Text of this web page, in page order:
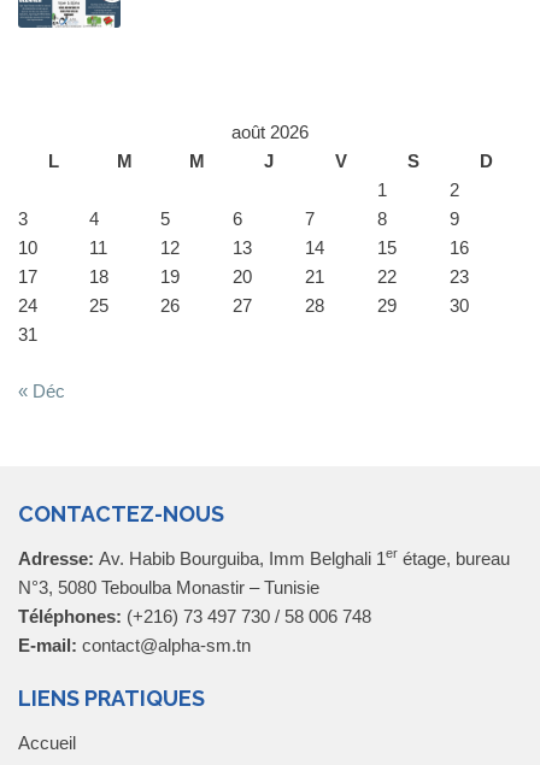
août 2026
L
M M J V S
D
1
2
3
4 5 6 7 8
9
10
11 12 13 14 15
16
17
18 19 20 21 22
23
24
25 26 27 28 29
30
31
« Déc
CONTACTEZ-NOUS
Adresse: Av. Habib Bourguiba, Imm Belghali 1er étage, bureau
N°3, 5080 Teboulba Monastir – Tunisie
Téléphones: (+216) 73 497 730 / 58 006 748
E-mail: contact@alpha-sm.tn
LIENS PRATIQUES
Accueil